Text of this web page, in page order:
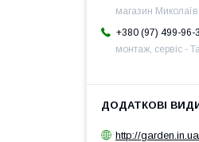
магазин
+380 (97) 499-96-
монтаж, сервіс -
http://garden.in.ua